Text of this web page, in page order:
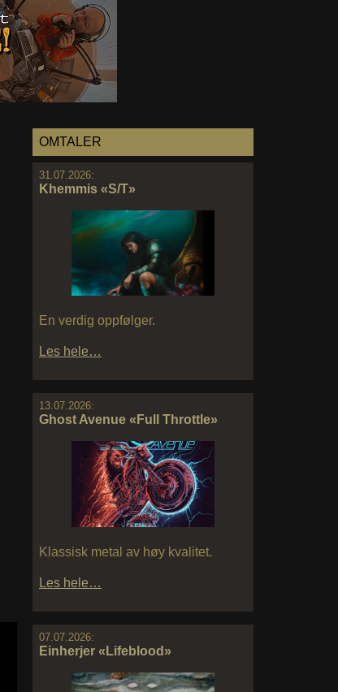
OMTALER
31.07.2026:
Khemmis «S/T»
En verdig oppfølger.
Les hele…
13.07.2026:
Ghost Avenue «Full Throttle»
Klassisk metal av høy kvalitet.
Les hele…
07.07.2026:
Einherjer «Lifeblood»